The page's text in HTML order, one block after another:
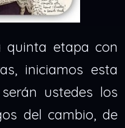
quinta etapa con
iniciamos esta
ustedes los
del cambio, de